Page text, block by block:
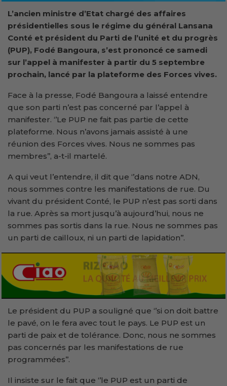
L’ancien ministre d’Etat chargé des affaires
présidentielles sous le régime du général Lansana
Conté et président du Parti de l’unité et du progrès
(PUP), Fodé Bangoura, s’est prononcé ce samedi
sur l’appel à manifester à partir du 5 septembre
prochain, lancé par la plateforme des Forces vives.
Face à la presse, Fodé Bangoura a laissé entendre
que son parti n’est pas concerné par l’appel à
manifester. ‘’Le PUP ne fait pas partie de cette
plateforme. Nous n’avons jamais assisté à une
réunion des Forces vives. Nous ne sommes pas
membres’’, a-t-il martelé.
A qui veut l’entendre, il dit que ‘’dans notre ADN,
nous sommes contre les manifestations de rue. Du
vivant du président Conté, le PUP n’est pas sorti dans
la rue. Après sa mort jusqu’à aujourd’hui, nous ne
sommes pas sortis dans la rue. Nous ne sommes pas
un parti de cailloux, ni un parti de lapidation’’.
Le président du PUP a souligné que ‘’si on doit battre
le pavé, on le fera avec tout le pays. Le PUP est un
parti de paix et de tolérance. Donc, nous ne sommes
pas concernés par les manifestations de rue
programmées’’.
Il insiste sur le fait que ‘’le PUP est un parti de